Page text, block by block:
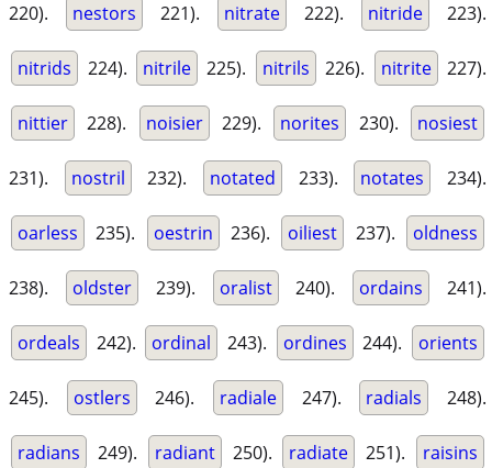
220). nestors 221). nitrate 222). nitride 223).
nitrids 224). nitrile 225). nitrils 226). nitrite 227).
nittier 228). noisier 229). norites 230). nosiest
231). nostril 232). notated 233). notates 234).
oarless 235). oestrin 236). oiliest 237). oldness
238). oldster 239). oralist 240). ordains 241).
ordeals 242). ordinal 243). ordines 244). orients
245). ostlers 246). radiale 247). radials 248).
radians 249). radiant 250). radiate 251). raisins